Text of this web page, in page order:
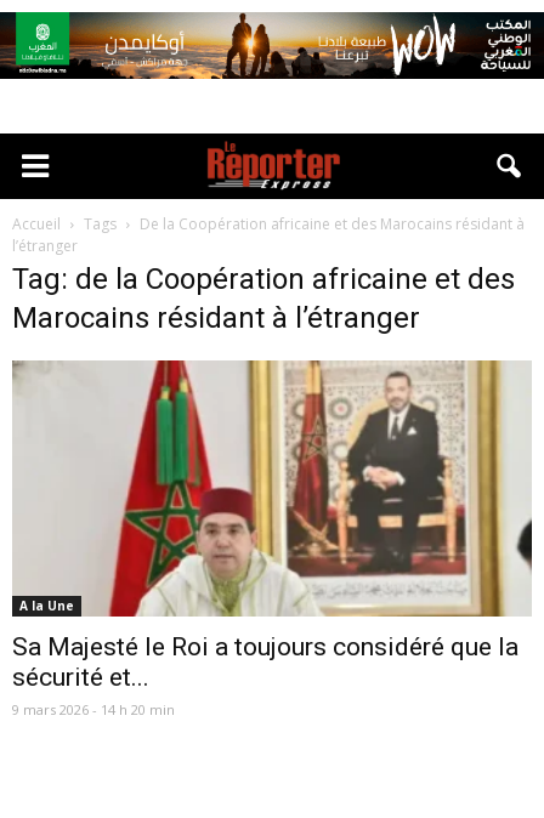
Accueil Tags
De la Coopération africaine et des Marocains résidant à
l’étranger
Tag: de la Coopération africaine et des
Marocains résidant à l’étranger
A la Une
Sa Majesté le Roi a toujours considéré que la
sécurité et...
9 mars 2026 - 14 h 20 min